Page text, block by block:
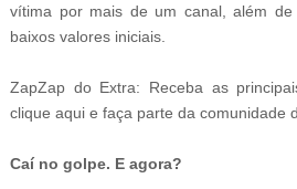
vítima por mais de um canal, além
baixos valores iniciais.
ZapZap do Extra: Receba as
clique aqui e faça parte da comunidade
Caí no golpe. E agora?